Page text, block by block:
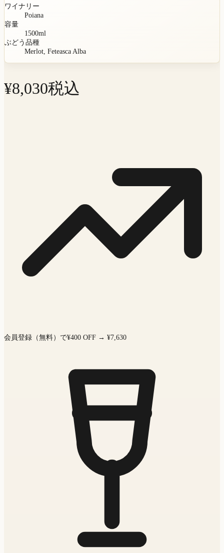
ワイナリー
Poiana
容量
1500ml
ぶどう品種
Merlot, Feteasca Alba
¥8,030税込
会員登録（無料）で¥400 OFF → ¥7,630